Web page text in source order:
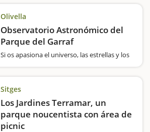
Olivella
Observatorio Astronómico del
Parque del Garraf
Si os apasiona el universo, las estrellas y los
junto a la Escuela de Naturaleza de Can
Grau. El…
Sitges
Los Jardines Terramar, un
parque noucentista con área de
picnic